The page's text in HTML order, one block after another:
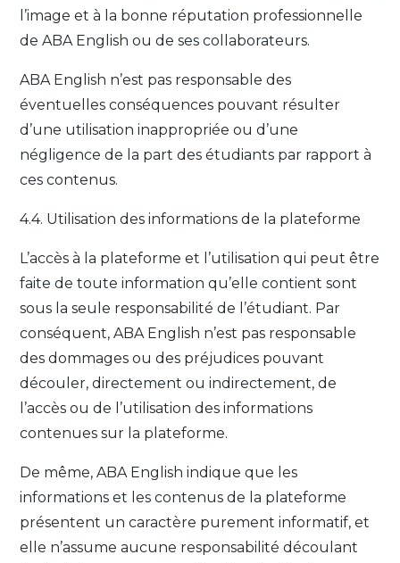
l’image et à la bonne réputation professionnelle
de ABA English ou de ses collaborateurs.
ABA English n’est pas responsable des
éventuelles conséquences pouvant résulter
d’une utilisation inappropriée ou d’une
négligence de la part des étudiants par rapport à
ces contenus.
4.4. Utilisation des informations de la plateforme
L’accès à la plateforme et l’utilisation qui peut être
faite de toute information qu’elle contient sont
sous la seule responsabilité de l’étudiant. Par
conséquent, ABA English n’est pas responsable
des dommages ou des préjudices pouvant
découler, directement ou indirectement, de
l’accès ou de l’utilisation des informations
contenues sur la plateforme.
De même, ABA English indique que les
informations et les contenus de la plateforme
présentent un caractère purement informatif, et
elle n’assume aucune responsabilité découlant